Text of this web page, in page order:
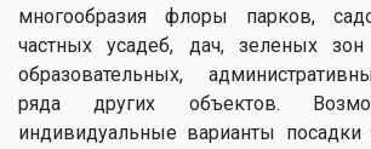
многообразия флоры парков,
частных усадеб, дач, зеленых
образовательных,
ряда других объектов.
индивидуальные варианты